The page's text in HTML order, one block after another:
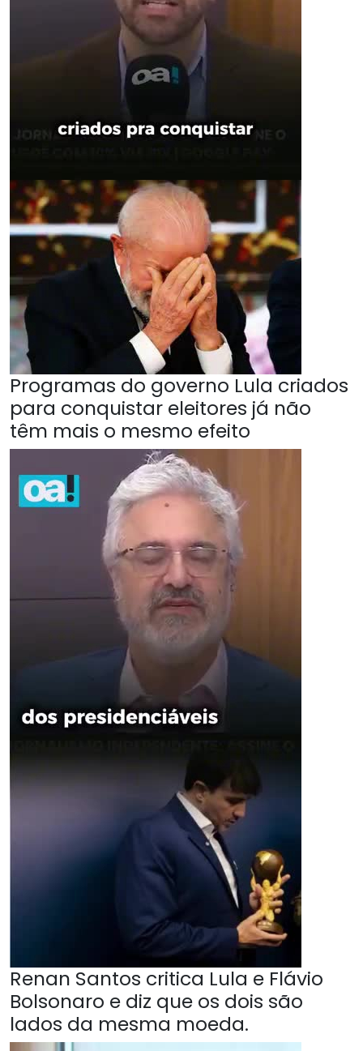
Programas do governo Lula criados
para conquistar eleitores já não
têm mais o mesmo efeito
Renan Santos critica Lula e Flávio
Bolsonaro e diz que os dois são
lados da mesma moeda.